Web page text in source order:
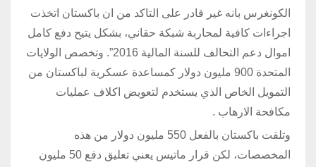
الكونغرس بانه غير قادر على التاكد من ان باكستان اتخذت
اجراءات كافية لمحاربة شبكة حقاني، بشكل يتيح دفع كامل
اموال دعم التحالف للسنة المالية 2016”. وتخصص الولايات
المتحدة 900 مليون دولار كمساعدة عسكرية لباكستان من
التمويل الخاص الذي يستخدم لتعويض اكلاف عمليات
مكافحة الارهاب .
وتلقت باكستان بالفعل 550 مليون دولار من هذه
المخصصات، لكن قرار ماتيس يعني تعليق دفع 50 مليون